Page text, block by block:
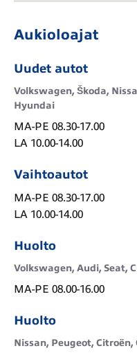
Aukioloajat
Uudet autot
Volkswagen, Škoda,
Hyundai
MA-PE 08.30-17.00
LA 10.00-14.00
Vaihtoautot
MA-PE 08.30-17.00
LA 10.00-14.00
Huolto
Volkswagen, Audi, Seat,
MA-PE 08.00-16.00
Huolto
Nissan, Peugeot,